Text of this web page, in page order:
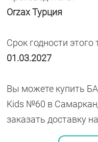
Orzax Турция
Срок годности этого
01.03.2027
Вы можете купить
Kids №60 в
заказать доставку